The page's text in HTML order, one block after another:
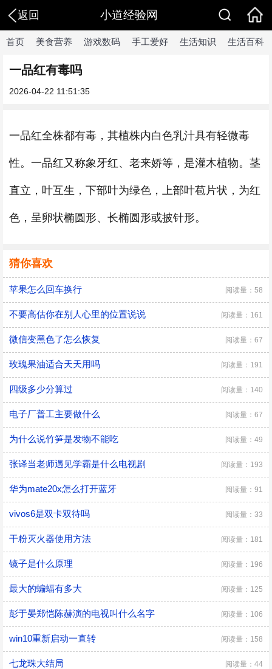
返回 小道经验网
首页 美食营养 游戏数码 手工爱好 生活知识 生活百科
一品红有毒吗
2026-04-22 11:51:35
一品红全株都有毒，其植株内白色乳汁具有轻微毒
性。一品红又称象牙红、老来娇等，是灌木植物。茎
直立，叶互生，下部叶为绿色，上部叶苞片状，为红
色，呈卵状椭圆形、长椭圆形或披针形。
猜你喜欢
苹果怎么回车换行 阅读量：58
不要高估你在别人心里的位置说说 阅读量：161
微信变黑色了怎么恢复 阅读量：67
玫瑰果油适合天天用吗 阅读量：191
四级多少分算过 阅读量：140
电子厂普工主要做什么 阅读量：67
为什么说竹笋是发物不能吃 阅读量：49
张译当老师遇见学霸是什么电视剧 阅读量：193
华为mate20x怎么打开蓝牙 阅读量：91
vivos6是双卡双待吗 阅读量：33
干粉灭火器使用方法 阅读量：181
镜子是什么原理 阅读量：196
最大的蝙蝠有多大 阅读量：125
彭于晏郑恺陈赫演的电视叫什么名字 阅读量：106
win10重新启动一直转 阅读量：158
七龙珠大结局 阅读量：44